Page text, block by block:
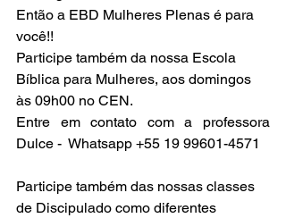
Então a EBD Mulheres Plenas é para
você!!
Participe também da nossa Escola
Bíblica para Mulheres, aos domingos
às 09h00 no CEN.
Entre em contato com a professora
Dulce -  Whatsapp +55 19 99601-4571
Participe também das nossas classes
de Discipulado como diferentes